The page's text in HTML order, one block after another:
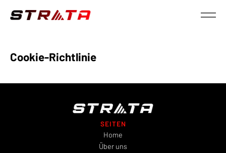
Cookie-Richtlinie
SEITEN
Home
Über uns